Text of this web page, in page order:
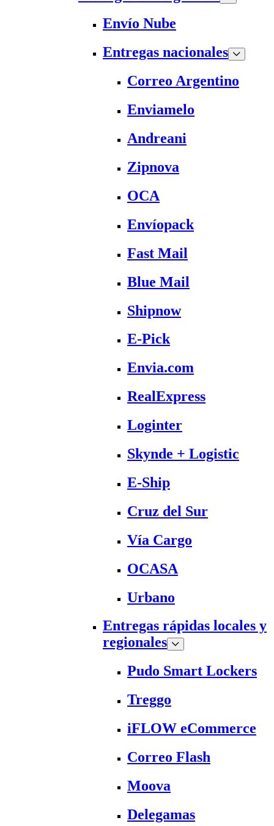
Envío Nube
Entregas nacionales
Correo Argentino
Enviamelo
Andreani
Zipnova
OCA
Envíopack
Fast Mail
Blue Mail
Shipnow
E-Pick
Envia.com
RealExpress
Loginter
Skynde + Logistic
E-Ship
Cruz del Sur
Vía Cargo
OCASA
Urbano
Entregas rápidas locales y
regionales
Pudo Smart Lockers
Treggo
iFLOW eCommerce
Correo Flash
Moova
Delegamas